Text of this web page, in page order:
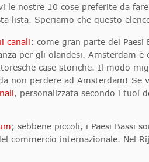
le nostre 10 cose preferite da
lista. Speriamo che questo
canali: come gran parte dei
per gli olandesi. Amsterdam è
case storiche. Il modo
non perdere ad Amsterdam! Se
, personalizzata secondo i tuoi
; sebbene piccoli, i Paesi Bassi
commercio internazionale. Nel